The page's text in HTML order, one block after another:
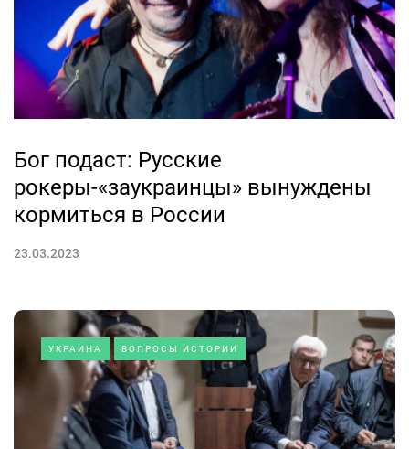
Бог подаст: Русские
рокеры-«заукраинцы» вынуждены
кормиться в России
23.03.2023
УКРАИНА ВОПРОСЫ ИСТОРИИ